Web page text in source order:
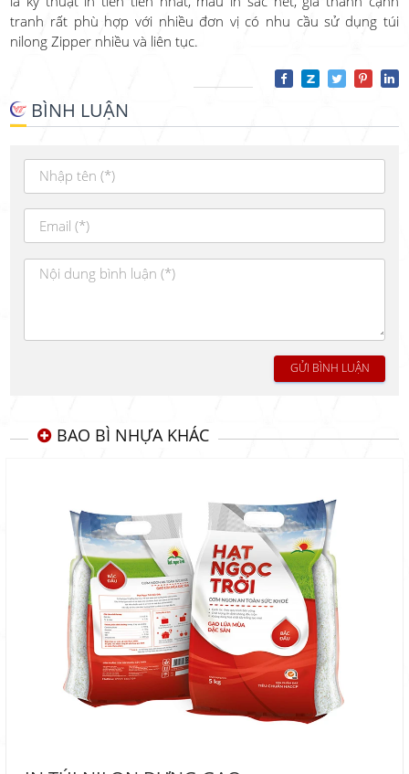
tranh rất phù hợp với nhiều đơn vị có nhu cầu sử dụng túi
nilong Zipper nhiều và liên tục.
BÌNH LUẬN
GỬI BÌNH LUẬN
BAO BÌ NHỰA KHÁC